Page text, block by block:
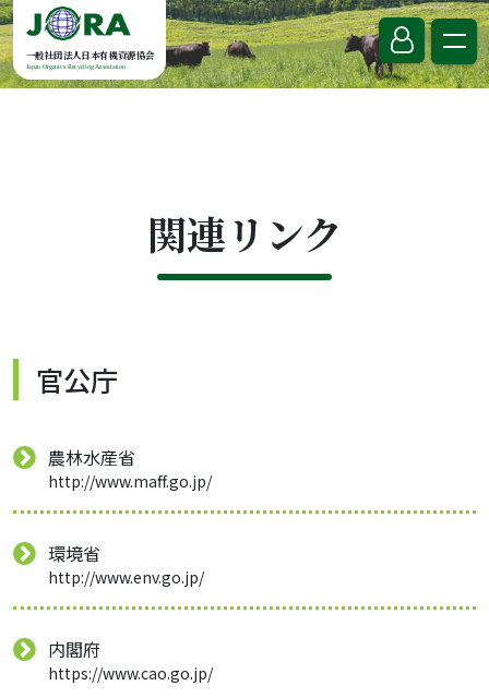
Skip to content
一般社団法人日本有機資源協会
Japan Organics Recycling Association
関連リンク
官公庁
農林水産省
http://www.maff.go.jp/
環境省
http://www.env.go.jp/
内閣府
https://www.cao.go.jp/